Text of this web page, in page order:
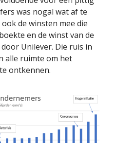
was nogal wat af te
de winsten mee die
en de winst van de
Unilever. Die ruis in
alle ruimte om het
ontkennen.